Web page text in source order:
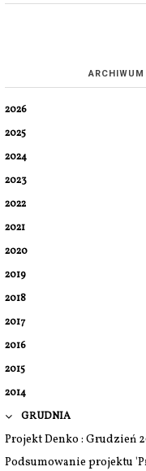
ARCHIWUM
2026
2025
2024
2023
2022
2021
2020
2019
2018
2017
2016
2015
2014
GRUDNIA
Projekt Denko : Grudzień
Podsumowanie projektu